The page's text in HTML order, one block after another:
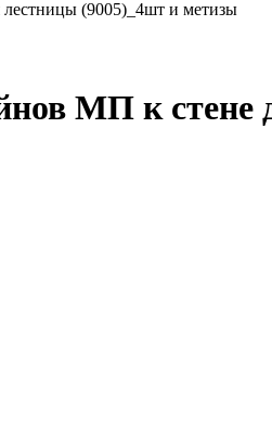
МП к стене